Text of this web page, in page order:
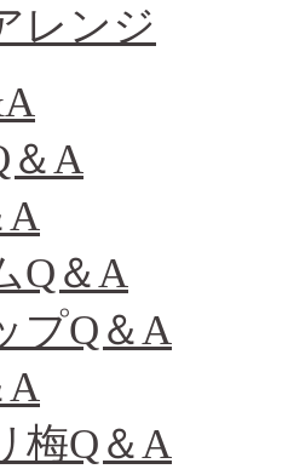
レンジ
＆A
A
Q＆A
プQ＆A
A
梅Q＆A